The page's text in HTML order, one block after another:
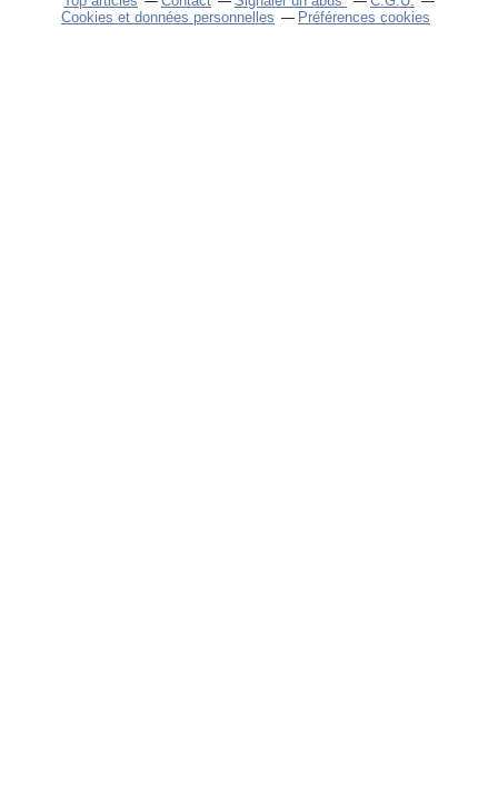
Cookies et données personnelles
Préférences cookies